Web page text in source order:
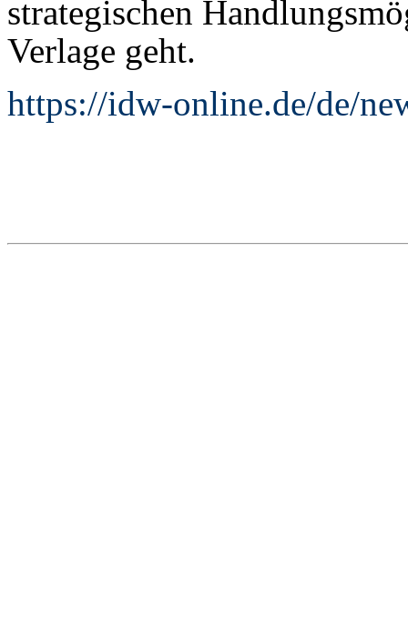
strategischen
Verlage geht.
https://idw-online.de/de/